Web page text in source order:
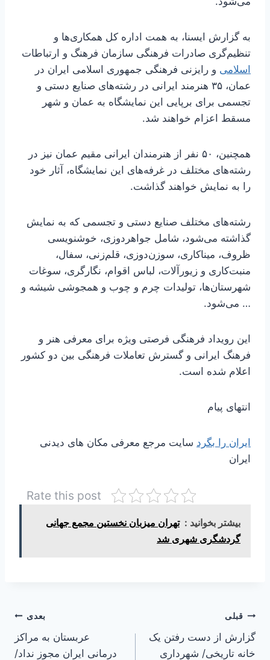
به گزارش ایسنا، به همت اداره کل همکاری‌ها و
تنظیم‌گری صادرات فرهنگی سازمان فرهنگ و ارتباطات
اسلامی و رایزنی فرهنگی جمهوری اسلامی ایران در
عمان، ۳۵ هنرمند ایرانی در رشته‌های صنایع دستی و
تجسمی برای برپایی این نمایشگاه به عمان و شهر
مسقط اعزام خواهند شد.
همچنین، ۵۰ نفر از هنرمندان ایرانی مقیم عمان نیز در
رشته‌های مختلف در غرفه‌های این نمایشگاه، آثار خود
را به نمایش خواهند گذاشت.
رشته‌های مختلف صنایع دستی و تجسمی که به نمایش
گذاشته می‌شود، شامل جواهردوزی، خوشنویسی
ظروف، میناکاری، سوزن‌دوزی، قلم‌زنی، سفال،
منبت‌کاری و زیورآلات، لباس اقوام، نگارگری، سوغات
شهرستان‌ها، تولیدات چرم و چوب و همجوشی شیشه و
… می‌شود.
این رویداد فرهنگی فرصتی ویژه برای معرفی هنر و
فرهنگ ایرانی و گسترش تعاملات فرهنگی بین دو کشور
اعلام شده است.
انتهای پیام
ایران را بگرد سایت مرجع معرفی مکان های دیدنی
ایران
Rate this post
بیشتر بخوانید : تهران میزبان نخستین مجمع جهانی
گردشگری شهری شد
راهبری
نوشته
قبلی
گزارش از دست رفتن یک
خانه تاریخی/ شهرداری
بعدی
عربستان به مراکز
درمانی ایران مجوز نداد/